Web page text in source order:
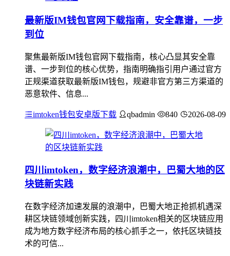
最新版IM钱包官网下载指南，安全靠谱，一步
到位
聚焦最新版IM钱包官网下载指南，核心凸显其安全靠
谱、一步到位的核心优势，指南明确指引用户通过官方
正规渠道获取最新版IM钱包，规避非官方第三方渠道的
恶意软件、信息...
imtoken钱包安卓版下载 qbadmin 840 2026-08-09
四川imtoken，数字经济浪潮中，巴蜀大地的区
块链新实践
在数字经济加速发展的浪潮中，巴蜀大地正抢抓机遇深
耕区块链领域创新实践，四川imtoken相关的区块链应用
成为地方数字经济布局的核心抓手之一，依托区块链技
术的可信...